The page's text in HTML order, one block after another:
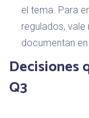
el tema. Para
regulados,
documentan
Decisiones
Q3